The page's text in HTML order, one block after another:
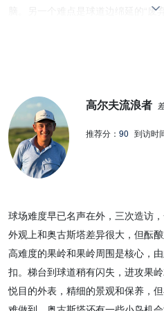
脑。另一个难点是球道边绵延的“废
场。
球场难度早已名声在外，三次造访
外观上和奥古斯塔差异很大，但酝
高难度的果岭和果岭周围是核心，
扣。梯台到球道稍有闪失，进攻果
悦目的外表，精细的景观和保养，
高尔夫流浪者
推荐分： 90 到访时